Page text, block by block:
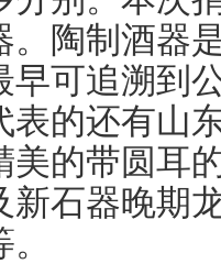
。陶制酒器
早可追溯到
表的还有山
美的带圆耳
新石器晚期